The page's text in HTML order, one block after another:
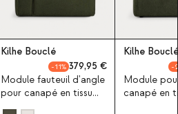
Kilhe Bouclé
11
379,95
Module fauteuil d'angle
pour canapé en tissu
bouclé Kilhe
Kilhe Bouclé
Module
canapé en